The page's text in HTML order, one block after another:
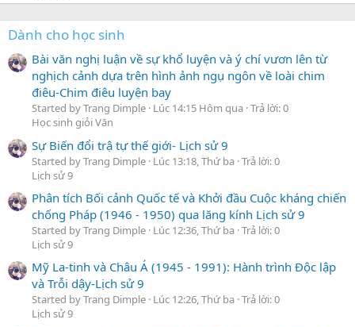
Dành cho học sinh
Bài văn nghị luận về sự khổ luyện và ý chí vươn lên từ
nghịch cảnh dựa trên hình ảnh ngụ ngôn về loài chim
điêu-Chim điêu luyện bay
Started by Trang Dimple Lúc 14:15 Hôm qua Trả lời: 0
Học sinh giỏi Văn
Sự Biến đổi trậ tự thế giới- Lịch sử 9
Started by Trang Dimple Lúc 13:18, Thứ ba Trả lời: 0
Lịch sử 9
Phân tích Bối cảnh Quốc tế và Khởi đầu Cuộc kháng chiến
chống Pháp (1946 - 1950) qua lăng kính Lịch sử 9
Started by Trang Dimple Lúc 12:36, Thứ ba Trả lời: 0
Lịch sử 9
Mỹ La-tinh và Châu Á (1945 - 1991): Hành trình Độc lập
và Trỗi dậy-Lịch sử 9
Started by Trang Dimple Lúc 12:26, Thứ ba Trả lời: 0
Lịch sử 9